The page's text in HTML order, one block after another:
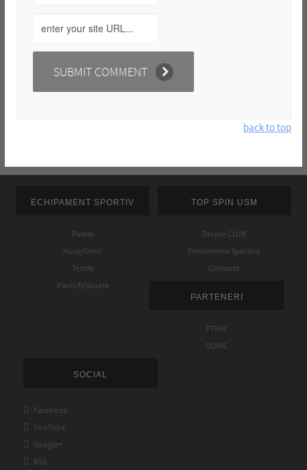
back to top
ECHIPAMENT SPORTIV
Palete
Huse/Genti
Textile
Pantofi/Sosete
TOP SPIN USM
Despre CLUB
Evenimente Sportive
Contacte
PARTENERI
FTMM
DONIC
SOCIAL
 Facebook
 YouTube
 Google+
 RSS